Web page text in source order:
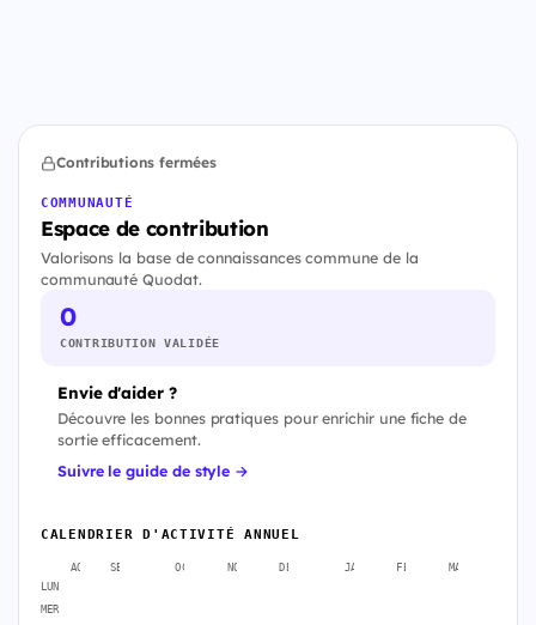
Contributions fermées
COMMUNAUTÉ
Espace de contribution
Valorisons la base de connaissances commune de la
communauté Quodat.
0
CONTRIBUTION VALIDÉE
Envie d'aider ?
Découvre les bonnes pratiques pour enrichir une fiche de
sortie efficacement.
Suivre le guide de style →
CALENDRIER D'ACTIVITÉ ANNUEL
AOÛT SEPT. OCT. NOV. DÉC. JANV. FÉVR. MARS
LUN
MER